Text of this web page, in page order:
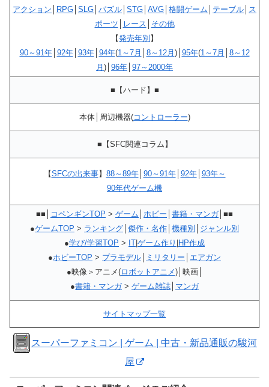
アクション
RPG SLG パズル STG AVG 格闘ゲーム テーブル
ス
ポーツ
レース
その他
【発売年別】
90～91年│ 92年│ 93年│ 94年(1～7月 8～12月)│ 95年(1～7月
8～12
月)│ 96年 97～2000年
■ 【ハード】 ■
本体│周辺機器(コントローラー)
■【SFC関連コラム】
【SFCの出来事】 88～89年│ 90～91年│ 92年│ 93年～
90年代ゲーム機
■■│ コペンギンTOP > ゲーム ホビー 書籍・マンガ│■■
●ゲームTOP > ランキング 傑作・名作 機種別
ジャンル別
●学び/学習TOP > IT|ゲーム作り |HP作成
●ホビーTOP > プラモデル ミリタリー
エアガン
●映像＞アニメ(ロボットアニメ)│映画│
●書籍・マンガ> ゲーム雑誌 マンガ
サイトマップ一覧
スーパーファミコン | ゲーム | 中古・新品通販の駿河
屋